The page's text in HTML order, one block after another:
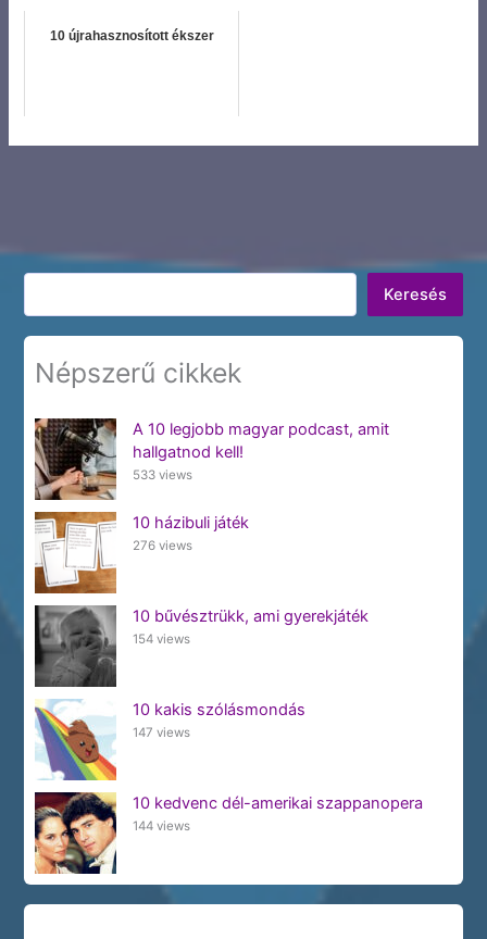
10 újrahasznosított ékszer
Keresés
Keresés
Népszerű cikkek
A 10 legjobb magyar podcast, amit
hallgatnod kell!
533 views
10 házibuli játék
276 views
10 bűvésztrükk, ami gyerekjáték
154 views
10 kakis szólásmondás
147 views
10 kedvenc dél-amerikai szappanopera
144 views